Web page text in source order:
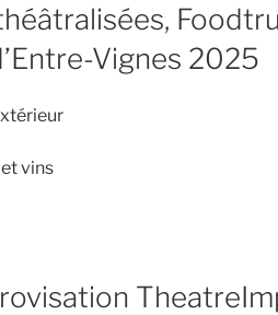
Vignes 2025
vins